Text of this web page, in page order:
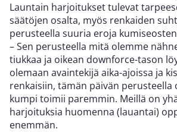
Launtain harjoitukset tulevat
säätöjen osalta, myös renkaiden
perusteella suuria eroja
– Sen perusteella mitä olemme
tiukkaa ja oikean downforce-tason
olemaan avaintekijä aika-ajoissa ja
renkaisiin, tämän päivän perusteella
kumpi toimii paremmin. Meillä on
harjoituksia huomenna (lauantai)
enemmän.